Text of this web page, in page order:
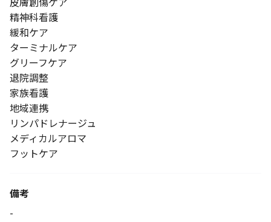
精神科看護
緩和ケア
ターミナルケア
グリーフケア
退院調整
家族看護
地域連携
リンパドレナージュ
メディカルアロマ
フットケア
備考
-